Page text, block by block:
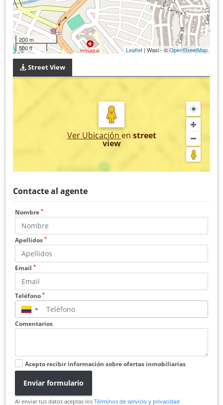
200 m
500 ft
Leaflet | Wasi - ©OpenStreetMap
Street View
Ver Ubicación en street
view
Contacte al agente
Nombre *
Apellidos *
Email *
Teléfono *
▼
Comentarios
Acepto recibir información sobre ofertas inmobiliarias
Enviar formulario
Al enviar tus datos aceptas los Términos de servicio y privacidad